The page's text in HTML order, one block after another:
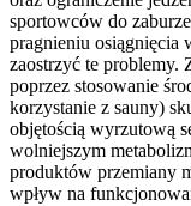
sportowców do
pragnieniu osiągnięcia
zaostrzyć te problemy.
poprzez stosowanie
korzystanie z sauny)
objętością wyrzutową
wolniejszym
produktów przemiany
wpływ na